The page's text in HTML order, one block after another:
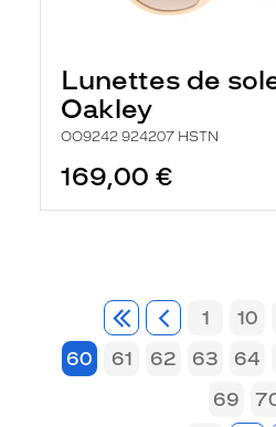
Lunettes de
Oakley
OO9242 924207 HSTN
169,00 €
1 10
60
61 62 63 64
69